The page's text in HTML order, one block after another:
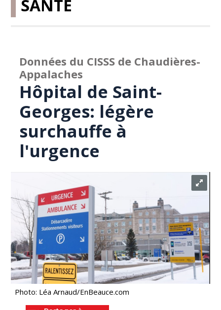
SANTÉ
Données du CISSS de Chaudières-
Appalaches
Hôpital de Saint-
Georges: légère
surchauffe à
l'urgence
Photo: Léa Arnaud/EnBeauce.com